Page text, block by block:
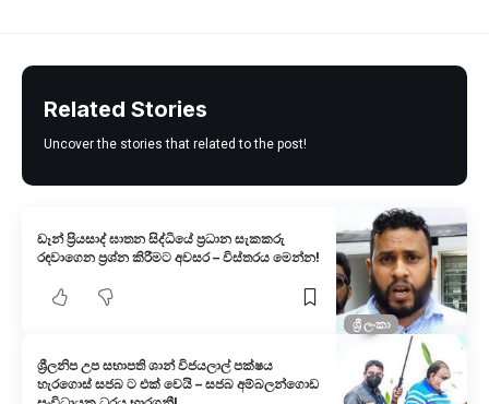
Related Stories
Uncover the stories that related to the post!
ශ්‍රී ලංකා
ඩෑන් ප්‍රියසාද් ඝාතන සිද්ධියේ ප්‍රධාන සැකකරු
රඳවාගෙන ප්‍රශ්න කිරීමට අවසර – විස්තරය මෙන්න!
ශ්‍රීලනිප උප සභාපති ශාන් විජයලාල් පක්ෂය
හැරගොස් සජබ ට එක් වෙයි – සජබ අම්බලන්ගොඩ